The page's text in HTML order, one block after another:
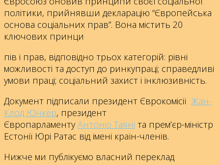
політики, прийнявши декларацію “Європейська
основа соціальних прав”. Вона містить 20
ключових принци
пів і прав, відповідно трьох категорій: рівні
можливості та доступ до ринкупраці; справедливі
умови праці; соціальний захист і інклюзивність.
Документ підписали президент Єврокомісії Жан-
Клод Юнкер, президент
ЄвропарламентуАнтоніо Таяні та прем’єр-міністр
Естонії Юрі Ратас від імені країн-членів.
Нижче ми публікуємо власний переклад